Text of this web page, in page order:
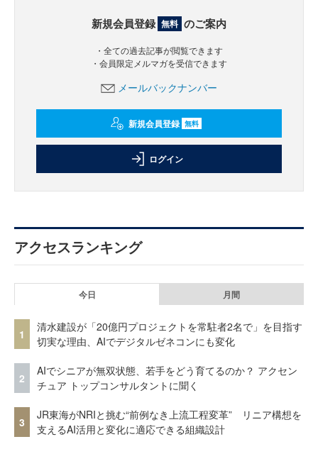
新規会員登録 無料 のご案内
・全ての過去記事が閲覧できます
・会員限定メルマガを受信できます
メールバックナンバー
新規会員登録 無料
ログイン
アクセスランキング
今日 月間
1
清水建設が「20億円プロジェクトを常駐者2名で」を目指す
切実な理由、AIでデジタルゼネコンにも変化
2
AIでシニアが無双状態、若手をどう育てるのか？ アクセン
チュア トップコンサルタントに聞く
3
JR東海がNRIと挑む“前例なき上流工程変革” リニア構想を
支えるAI活用と変化に適応できる組織設計